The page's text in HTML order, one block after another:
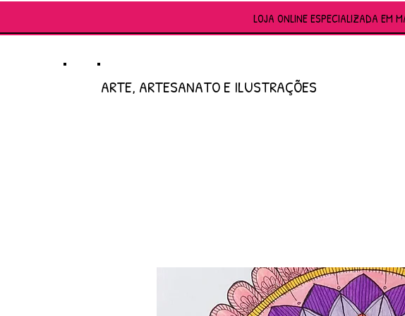
LOJA ONLINE ESPECIALIZADA EM
ARTE, ARTESANATO E ILUSTRAÇÕES